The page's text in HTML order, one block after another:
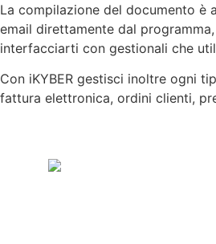
La compilazione del documento è
email direttamente dal
interfacciarti con gestionali che
Con iKYBER gestisci inoltre ogni
fattura elettronica, ordini clienti,